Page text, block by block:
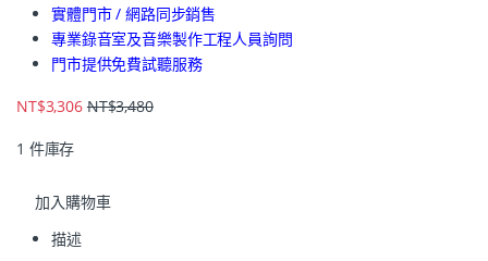
實體門市 / 網路同步銷售
專業錄音室及音樂製作工程人員詢問
門市提供免費試聽服務
NT$3,306 NT$3,480
1 件庫存
加入購物車
描述